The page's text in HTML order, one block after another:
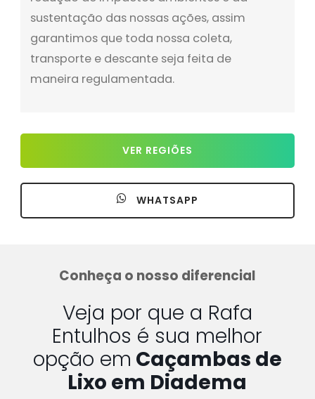
sustentação das nossas ações, assim
garantimos que toda nossa coleta,
transporte e descante seja feita de
maneira regulamentada.
VER REGIÕES
WHATSAPP
Conheça o nosso diferencial
Veja por que a Rafa
Entulhos é sua melhor
opção em Caçambas de
Lixo em Diadema